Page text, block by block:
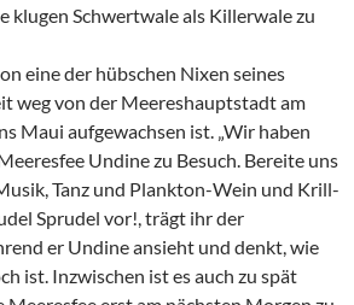
klugen Schwertwale als Killerwale zu
eine der hübschen Nixen seines
weg von der Meereshauptstadt am
Maui aufgewachsen ist. „Wir haben
Undine zu Besuch. Bereite uns
Tanz und Plankton-Wein und Krill-
Sprudel vor!, trägt ihr der
er Undine ansieht und denkt, wie
ist. Inzwischen ist es auch zu spät